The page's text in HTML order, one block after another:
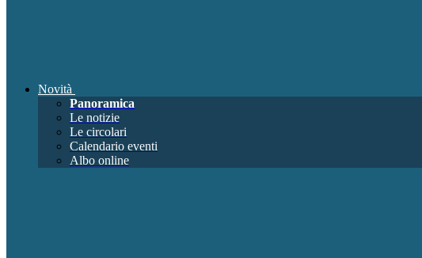
Novità
Panoramica
Le notizie
Le circolari
Calendario eventi
Albo online